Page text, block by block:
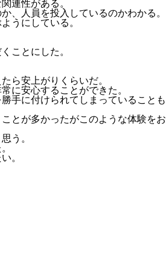
連性がある。
、人員を投入しているのかわかる。
うにしている。
ことにした。
ら安上がりくらいだ。
に安心することができた。
手に付けられてしまっていることも
とが多かったがこのような体験をお
う。
。